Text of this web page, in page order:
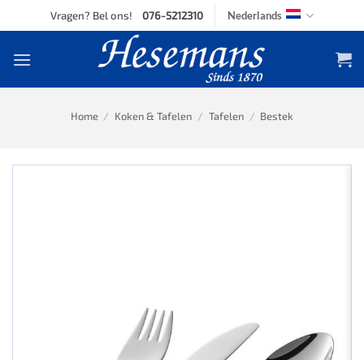
to
Vragen? Bel ons! 076-5212310 Nederlands
Home / Koken & Tafelen / Tafelen / Bestek